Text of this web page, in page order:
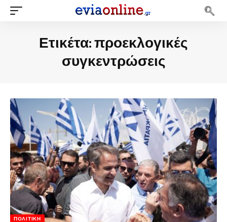
Ετικέτα:προεκλογικές
συγκεντρώσεις
ΠΟΛΙΤΙΚΉ